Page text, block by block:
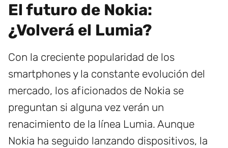
El futuro de Nokia:
¿Volverá el Lumia?
Con la creciente popularidad de los
smartphones y la constante evolución del
mercado, los aficionados de Nokia se
preguntan si alguna vez verán un
renacimiento de la línea Lumia. Aunque
Nokia ha seguido lanzando dispositivos, la